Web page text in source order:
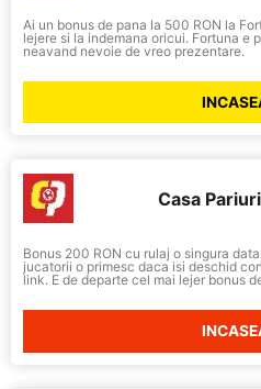
Ai un bonus de pana la 500 RON la
lejere si la indemana oricui. Fortuna e
neavand nevoie de vreo prezentare.
Casa
Bonus 200 RON cu rulaj o singura
jucatorii o primesc daca isi deschid
link. E de departe cel mai lejer bonus